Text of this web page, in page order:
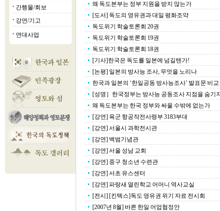
■ 간행물/회보
■ 강연/기고
■ 연대사업
왜 독도본부는 정부 지원을 받지 않는가
[도서] 독도의 영유권과 대일 평화조약
독도위기 학술토론회 20권
독도위기 학술토론회 19권
독도위기 학술토론회 18권
[기사]한국은 독도를 일본에 넘길텐가!
[논평] 일본의 방사능 조사, 무엇을 노리나
한국과 일본의 ‘한일공동 방사능조사’ 발표문 비교
[성명］한국정부는 방사능 공동조사 지점을 숨기
왜 독도본부는 한국 정부와 싸울 수밖에 없는가
[강연] 육군 항공작전사령부 3183부대
[강연] 서울시 과학전시관
[강연] 백범기념관
[강연] 서울 성남 교회
[강연] 중구 청소년 수련관
[강연] 서초 유스센터
[강연] 파랑새 열린학교 어머니 역사교실
[전시] [킨텍스]독도 영유권 위기 자료 전시회
[2007년 8월] 바른 한일 어업협정안